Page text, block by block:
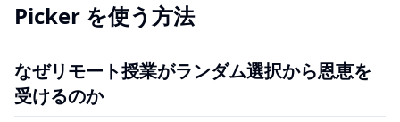
Picker を使う方法
なぜリモート授業がランダム選択から恩恵を
受けるのか